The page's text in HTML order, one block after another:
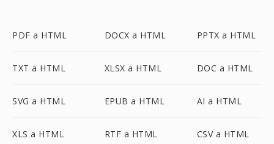
PDF a HTML DOCX a HTML PPTX a HTML
TXT a HTML XLSX a HTML DOC a HTML
SVG a HTML EPUB a HTML AI a HTML
XLS a HTML RTF a HTML CSV a HTML